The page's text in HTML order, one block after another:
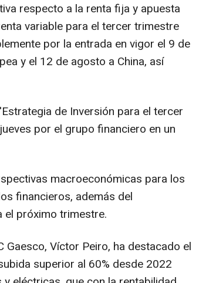
respecto a la renta fija y apuesta
variable para el tercer trimestre
por la entrada en vigor el 9 de
y el 12 de agosto a China, así
de Inversión para el tercer
por el grupo financiero en un
macroeconómicas para los
financieros, además del
el próximo trimestre.
Gaesco, Víctor Peiro, ha destacado el
superior al 60% desde 2022